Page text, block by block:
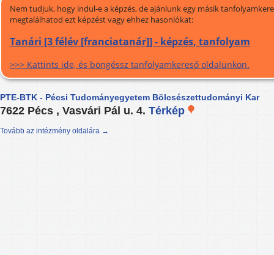
Nem tudjuk, hogy indul-e a képzés, de ajánlunk egy másik
megtalálhatod ezt képzést vagy ehhez hasonlókat:
Tanári [3 félév [franciatanár]] - képzés, tanfolyam
>>> Kattints ide, és böngéssz tanfolyamkereső oldalunkon.
PTE-BTK - Pécsi Tudományegyetem Bölcsészettudományi Kar
7622 Pécs , Vasvári Pál u. 4. Térkép
Tovább az intézmény oldalára →